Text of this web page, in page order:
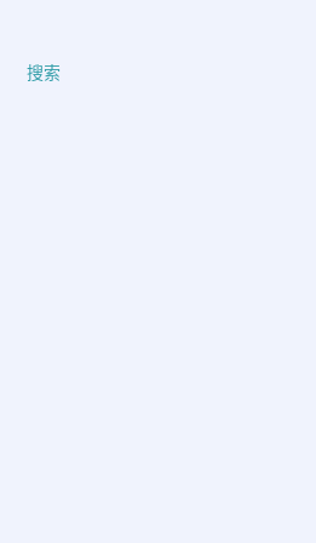
搜索